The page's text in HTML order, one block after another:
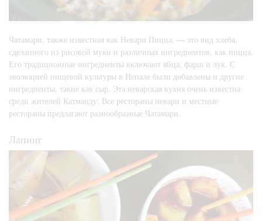
Чатамари, также известная как Невари Пицца, — это вид хлеба,
сделанного из рисовой муки и различных ингредиентов, как пицца.
Его традиционные ингредиенты включают яйца, фарш и лук. С
эволюцией пищевой культуры в Непале были добавлены и другие
ингредиенты, такие как сыр. Эта неварская кухня очень известна
среди жителей Катманду. Все рестораны невари и местные
рестораны предлагают разнообразные Чатамари.
Лапинг